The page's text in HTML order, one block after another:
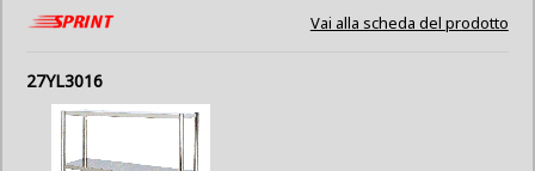
Vai alla scheda del prodotto
27YL3016